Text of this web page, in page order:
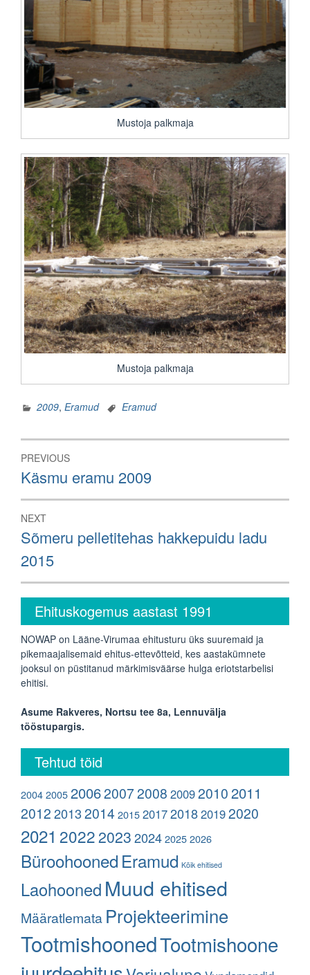
Mustoja palkmaja
Mustoja palkmaja
2009, Eramud Eramud
Navigeerimine
PREVIOUS
Previous
post:
Käsmu eramu 2009
NEXT
Next
post:
Sõmeru pelletitehas hakkepuidu ladu
2015
Ehituskogemus aastast 1991
NOWAP on Lääne-Virumaa ehitusturu üks suuremaid ja
pikemaajalisemaid ehitus-ettevõtteid, kes aastakümnete
jooksul on püstitanud märkimisväärse hulga eriotstarbelisi
ehitisi.
Asume Rakveres, Nortsu tee 8a, Lennuvälja
tööstupargis.
Tehtud töid
20042005200620072008 200920102011
201220132014 20152017201820192020
2021 2022 2023202420252026
Büroohooned Eramud Kõik ehitised
Laohooned Muud ehitised
Määratlemata Projekteerimine
TootmishoonedTootmishoone